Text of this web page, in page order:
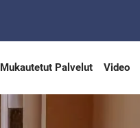
Mukautetut Palvelut Video